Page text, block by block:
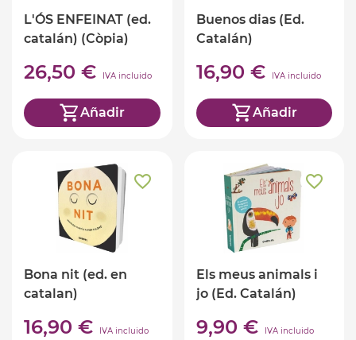
L'ÓS ENFEINAT (ed.
catalán) (Còpia)
26,50 € IVA incluido
Añadir
Buenos dias (Ed.
Catalán)
16,90 € IVA incluido
Añadir
Bona nit (ed. en
catalan)
16,90 € IVA incluido
Els meus animals i
jo (Ed. Catalán)
9,90 € IVA incluido